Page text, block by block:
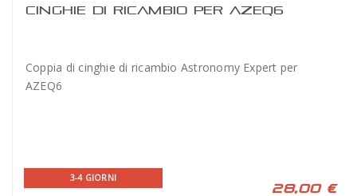
CINGHIE DI RICAMBIO PER AZEQ6
Coppia di cinghie di ricambio Astronomy Expert per
AZEQ6
3-4 GIORNI
28,00 €